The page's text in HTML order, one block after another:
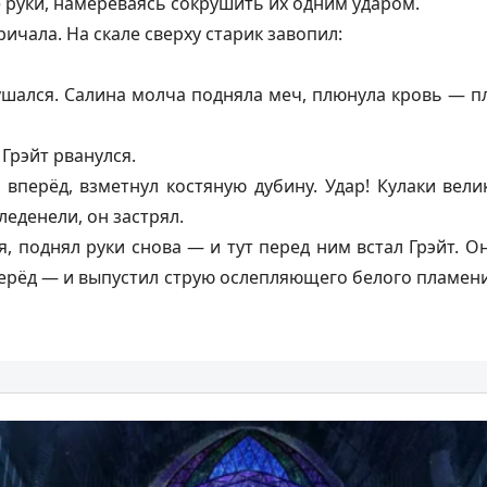
На скале сверху старик завопил:
Салина молча подняла меч, плюнула кровь —
рванулся.
взметнул костяную дубину. Удар! Кулаки
он застрял.
поднял руки снова — и тут перед ним встал Грэйт.
— и выпустил струю ослепляющего белого